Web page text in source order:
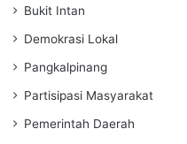
Bukit Intan
Demokrasi Lokal
Pangkalpinang
Partisipasi Masyarakat
Pemerintah Daerah